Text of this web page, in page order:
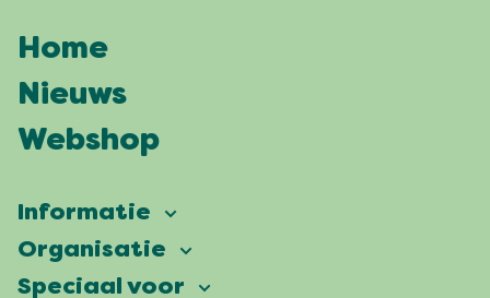
Home
Nieuws
Webshop
Informatie
Vierdaagsefeesten
Veelgestelde vragen
Organisatie
Onze ambitie
Speciaal voor